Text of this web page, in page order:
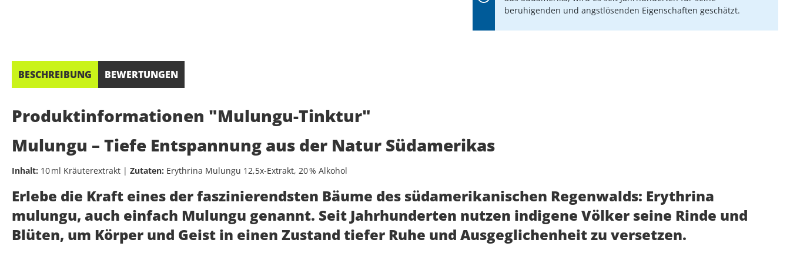
beruhigenden und angstlösenden Eigenschaften geschätzt.
BESCHREIBUNG BEWERTUNGEN
Produktinformationen "Mulungu-Tinktur"
Mulungu – Tiefe Entspannung aus der Natur Südamerikas
Inhalt: 10 ml Kräuterextrakt | Zutaten: Erythrina Mulungu 12,5x-Extrakt, 20 % Alkohol
Erlebe die Kraft eines der faszinierendsten Bäume des südamerikanischen Regenwalds: Erythrina
mulungu, auch einfach Mulungu genannt. Seit Jahrhunderten nutzen indigene Völker seine Rinde und
Blüten, um Körper und Geist in einen Zustand tiefer Ruhe und Ausgeglichenheitzu versetzen.